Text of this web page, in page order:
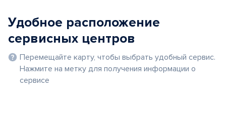
Удобное расположение
сервисных центров
Перемещайте карту, чтобы выбрать удобный сервис.
Нажмите на метку для получения информации о
сервисе